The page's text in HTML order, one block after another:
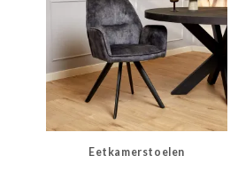
Eetkamerstoelen